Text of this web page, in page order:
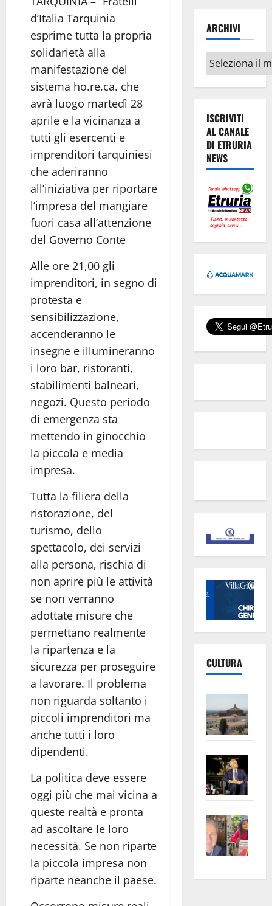
d’Italia Tarquinia
esprime tutta la propria
solidarietà alla
manifestazione del
sistema ho.re.ca. che
avrà luogo martedì 28
aprile e la vicinanza a
tutti gli esercenti e
imprenditori tarquiniesi
che aderiranno
all’iniziativa per riportare
l’impresa del mangiare
fuori casa all’attenzione
del Governo Conte
Alle ore 21,00 gli
imprenditori, in segno di
protesta e
sensibilizzazione,
accenderanno le
insegne e illumineranno
i loro bar, ristoranti,
stabilimenti balneari,
negozi. Questo periodo
di emergenza sta
mettendo in ginocchio
la piccola e media
impresa.
Tutta la filiera della
ristorazione, del
turismo, dello
spettacolo, dei servizi
alla persona, rischia di
non aprire più le attività
se non verranno
adottate misure che
permettano realmente
la ripartenza e la
sicurezza per proseguire
a lavorare. Il problema
non riguarda soltanto i
piccoli imprenditori ma
anche tutti i loro
dipendenti.
La politica deve essere
oggi più che mai vicina a
queste realtà e pronta
ad ascoltare le loro
necessità. Se non riparte
la piccola impresa non
riparte neanche il paese.
ARCHIVI
Archivi
ISCRIVITI
AL CANALE
DI ETRURIA
NEWS
CULTURA
euro
apre